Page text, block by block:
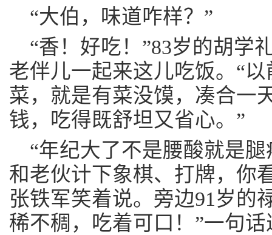
“大伯，味道咋样？”
“香！好吃！”83岁的胡学
老伴儿一起来这儿吃饭。“
菜，就是有菜没馍，凑合一
钱，吃得既舒坦又省心。”
“年纪大了不是腰酸就是
和老伙计下象棋、打牌，你
张铁军笑着说。旁边91岁的
稀不稠，吃着可口！”一句